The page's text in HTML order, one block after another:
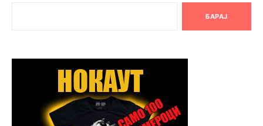
БАРАЈ